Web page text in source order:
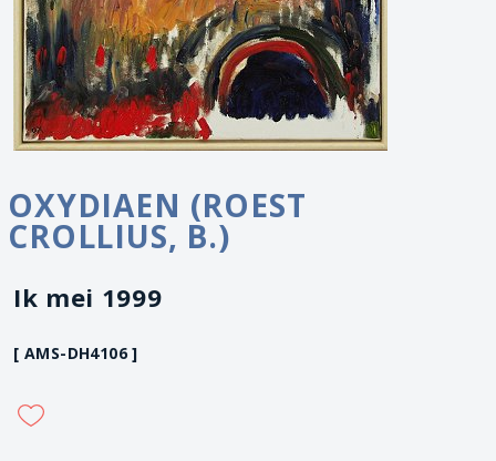
OXYDIAEN (ROEST
CROLLIUS, B.)
Ik mei 1999
[ AMS-DH4106 ]